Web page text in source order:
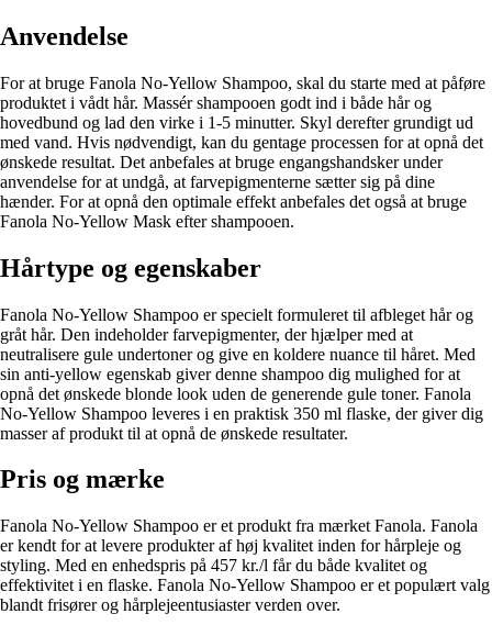
Anvendelse
For at bruge Fanola No-Yellow Shampoo, skal du starte med at påføre
produktet i vådt hår. Massér shampooen godt ind i både hår og
hovedbund og lad den virke i 1-5 minutter. Skyl derefter grundigt ud
med vand. Hvis nødvendigt, kan du gentage processen for at opnå det
ønskede resultat. Det anbefales at bruge engangshandsker under
anvendelse for at undgå, at farvepigmenterne sætter sig på dine
hænder. For at opnå den optimale effekt anbefales det også at bruge
Fanola No-Yellow Mask efter shampooen.
Hårtype og egenskaber
Fanola No-Yellow Shampoo er specielt formuleret til afbleget hår og
gråt hår. Den indeholder farvepigmenter, der hjælper med at
neutralisere gule undertoner og give en koldere nuance til håret. Med
sin anti-yellow egenskab giver denne shampoo dig mulighed for at
opnå det ønskede blonde look uden de generende gule toner. Fanola
No-Yellow Shampoo leveres i en praktisk 350 ml flaske, der giver dig
masser af produkt til at opnå de ønskede resultater.
Pris og mærke
Fanola No-Yellow Shampoo er et produkt fra mærket Fanola. Fanola
er kendt for at levere produkter af høj kvalitet inden for hårpleje og
styling. Med en enhedspris på 457 kr./l får du både kvalitet og
effektivitet i en flaske. Fanola No-Yellow Shampoo er et populært valg
blandt frisører og hårplejeentusiaster verden over.